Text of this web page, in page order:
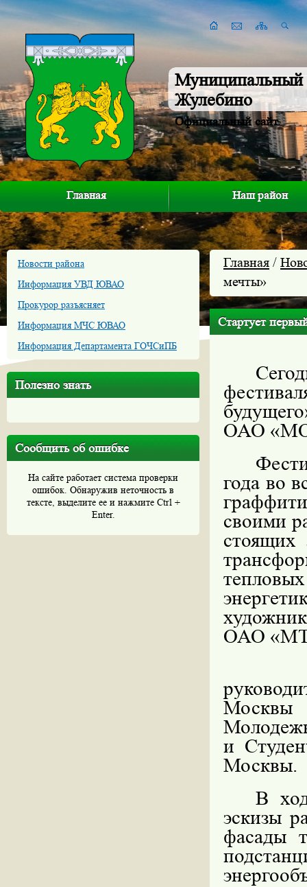
Муниципальный
Жулебино
Официальный сайт
Главная Наш район
Новости района
Информация УВД ЮВАО
Прокурор разъясняет
Информация МЧС ЮВАО
Информация Департамента ГОЧСиПБ
Полезно знать
Сообщить об ошибке
На сайте работает система проверки
ошибок. Обнаружив неточность в
тексте, выделите ее и нажмите Ctrl +
Enter.
Главная /
мечты»
Стартует
ОАО
года во
своими
стоящих
ОАО
и
Москвы.
В
эскизы
фасады